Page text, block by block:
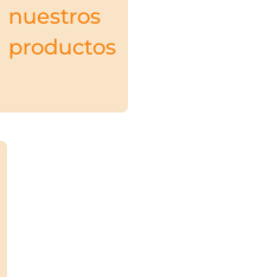
nuestros
productos